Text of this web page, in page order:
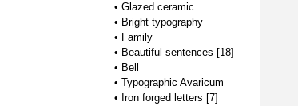
• Glazed ceramic
• Bright typography
• Family
• Beautiful sentences [18]
• Bell
• Typographic Avaricum
• Iron forged letters [7]